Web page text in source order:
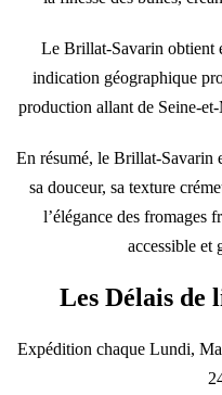
Le Brillat-Savarin obtient
indication géographique
production allant de Seine-
En résumé, le Brillat-Savarin
sa douceur, sa texture
l’élégance des fromages
accessible et
Les Délais de
Expédition chaque Lundi,